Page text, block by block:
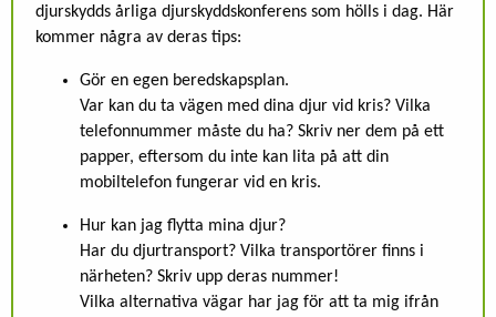
djurskydds årliga djurskyddskonferens som hölls i dag. Här
kommer några av deras tips:
Gör en egen beredskapsplan.
Var kan du ta vägen med dina djur vid kris? Vilka
telefonnummer måste du ha? Skriv ner dem på ett
papper, eftersom du inte kan lita på att din
mobiltelefon fungerar vid en kris.
Hur kan jag flytta mina djur?
Har du djurtransport? Vilka transportörer finns i
närheten? Skriv upp deras nummer!
Vilka alternativa vägar har jag för att ta mig ifrån